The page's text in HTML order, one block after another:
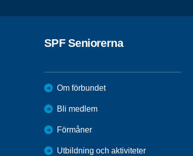
SPF Seniorerna
Om förbundet
Bli medlem
Förmåner
Utbildning och aktiviteter